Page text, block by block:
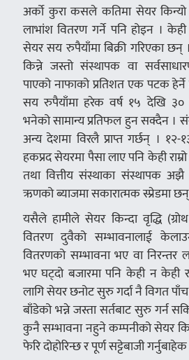
अर्को कुरा कसले कतिमा सेयर
लाभांश वितरण गर्ने पनि होइन ।
सेयर सय रुपैयाँमा बिक्री गरिएका
किन्ने जस्तो संस्थापक वा
पाएको नाफाको प्रतिशत एक पटक हेर्ने
सय रुपैयाँमा हरेक वर्ष १५ देखि ३०
भनेको सामान्य प्रतिफल हुन सक्दैन ।
अन्य देशमा विरलै प्राप्त गर्छन् ।
हकप्रद सेयरमा पैसा लाए पनि केही
तथा वित्तीय संस्थाका संस्थापक अझै
ऋणको ब्याजमा सकारात्मक स्प्रेडमा
यसैले हामीले सेयर किन्दा वृद्धि
वितरण दुवैको सम्भावनालाई
वितरणको सम्भावना भए वा निरन्तर
भए घट्दो बजारमा पनि केही न केही
लागि सेयर छनोट सुरु गर्दा नै विगत
बाँडेको भन्ने जस्ता सर्तबाट सुरु गर्न
कुनै सम्भावना नहुने कम्पनीको सेयर
फेरि दोहोरिन्छ र पूर्ण सट्टेबाजी